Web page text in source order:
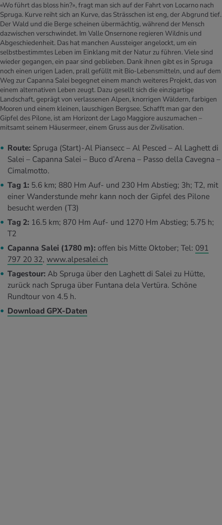
«Wo führt das bloss hin?», fragt man sich auf der Fahrt von Locarno nach
Spruga. Kurve reiht sich an Kurve, das Strässchen ist eng, der Abgrund tief.
Der Wald und die Berge scheinen übermächtig, während der Mensch
dazwischen verschwindet. Im Valle Onsernone regieren Wildnis und
Abgeschiedenheit. Das hat manchen Aussteiger angelockt, um ein
selbstbestimmtes Leben im Einklang mit der Natur zu führen. Viele sind
wieder gegangen, ein paar sind geblieben. Dank ihnen gibt es in Spruga
noch einen urigen Laden, prall gefüllt mit Bio-Lebensmitteln, und auf dem
Weg zur Capanna Salei begegnet einem manch weiteres Projekt, das von
einem alternativen Leben zeugt. Dazu gesellt sich die einzigartige
Landschaft, geprägt von verlassenen Alpen, knorrigen Wäldern, farbigen
Mooren und einem kleinen, lauschigen Bergsee. Schafft man gar den
Gipfel des Pilone, ist am Horizont der Lago Maggiore auszumachen –
mitsamt seinem Häusermeer, einem Gruss aus der Zivilisation.
Route: Spruga (Start)-Al Piansecc – Al Pesced – Al Laghett di
Salei – Capanna Salei – Buco d’Arena – Passo della Cavegna –
Cimalmotto.
Tag 1: 5.6 km; 880 Hm Auf- und 230 Hm Abstieg; 3h; T2, mit
einer Wanderstunde mehr kann noch der Gipfel des Pilone
besucht werden (T3)
Tag 2: 16.5 km; 870 Hm Auf- und 1270 Hm Abstieg; 5.75 h;
T2
Capanna Salei (1780 m): offen bis Mitte Oktober; Tel: 091
797 20 32, www.alpesalei.ch
Tagestour: Ab Spruga über den Laghett di Salei zu Hütte,
zurück nach Spruga über Funtana dela Vertüra. Schöne
Rundtour von 4.5 h.
Download GPX-Daten